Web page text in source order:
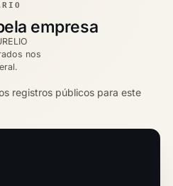
empresa
nos
registros públicos para este